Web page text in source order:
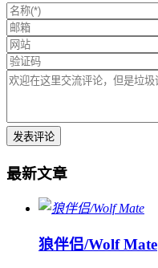
最新文章
狼伴侣/Wolf Mate